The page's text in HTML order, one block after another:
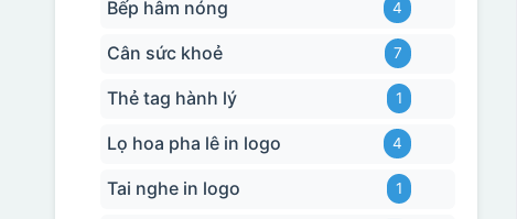
Bếp hâm nóng 4
Cân sức khoẻ 7
Thẻ tag hành lý 1
Lọ hoa pha lê in logo 4
Tai nghe in logo 1